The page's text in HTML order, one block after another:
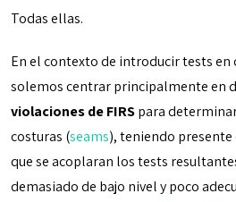
Todas ellas.
En el contexto de introducir tests en
solemos centrar principalmente en
violaciones de FIRSpara
costuras (seams), teniendo presente
que se acoplaran los tests
demasiado de bajo nivel y poco